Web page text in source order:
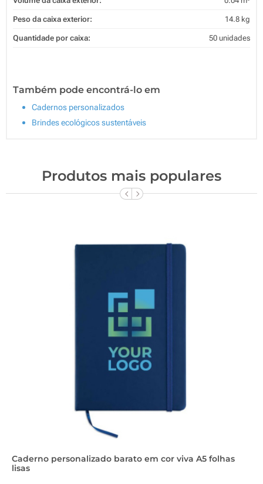
Peso da caixa exterior: 14.8 kg
Quantidade por caixa: 50 unidades
Também pode encontrá-lo em
Cadernos personalizados
Brindes ecológicos sustentáveis
Produtos mais populares
Caderno personalizado barato em cor viva A5 folhas
lisas